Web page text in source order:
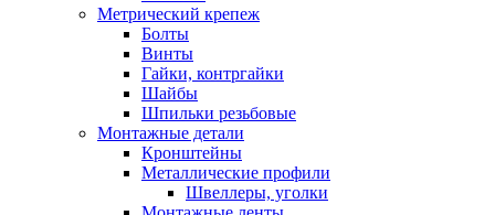
Метрический крепеж
Болты
Винты
Гайки, контргайки
Шайбы
Шпильки резьбовые
Монтажные детали
Кронштейны
Металлические профили
Швеллеры, уголки